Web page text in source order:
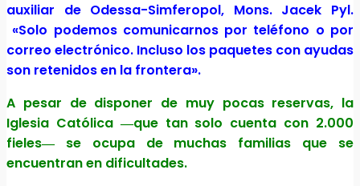
auxiliar de Odessa-Simferopol, Mons. Jacek Pyl.
«Solo podemos comunicarnos por teléfono o por
correo electrónico. Incluso los paquetes con ayudas
son retenidos en la frontera».
A pesar de disponer de muy pocas reservas, la
Iglesia Católica ―que tan solo cuenta con 2.000
fieles― se ocupa de muchas familias que se
encuentran en dificultades.